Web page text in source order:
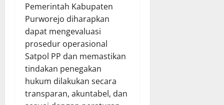
Pemerintah Kabupaten
Purworejo diharapkan
dapat mengevaluasi
prosedur operasional
Satpol PP dan memastikan
tindakan penegakan
hukum dilakukan secara
transparan, akuntabel, dan